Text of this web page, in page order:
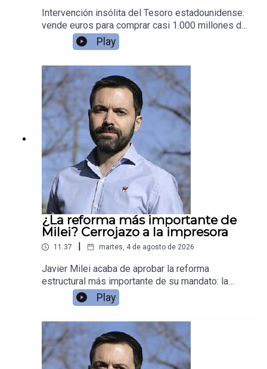
Intervención insólita del Tesoro estadounidense:
vende euros para comprar casi 1.000 millones de
dólares en yenes.
Play
¿La reforma más importante de
Milei? Cerrojazo a la impresora
11:37 martes, 4 de agosto de 2026
Javier Milei acaba de aprobar la reforma
estructural más importante de su mandato: la
nueva Carta Orgánica del Banco Central y unas
reglas fiscales que ponen grilletes al Tesoro
argentino.
Play